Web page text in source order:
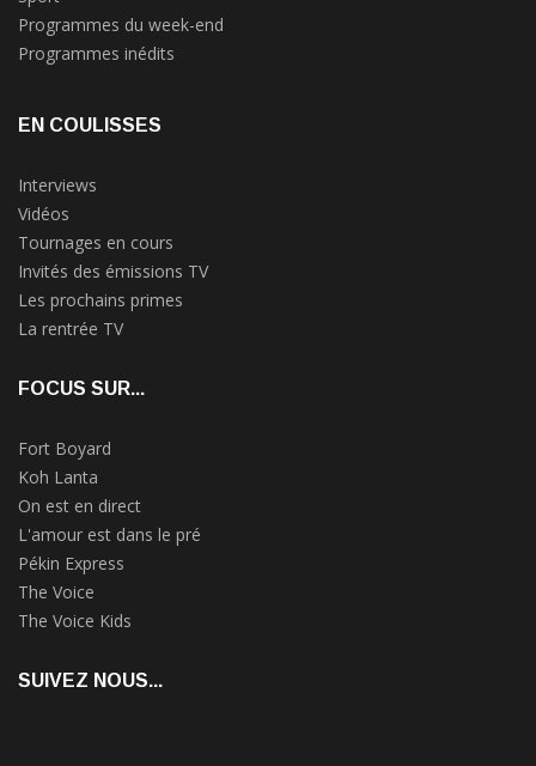
Programmes du week-end
Programmes inédits
EN COULISSES
Interviews
Vidéos
Tournages en cours
Invités des émissions TV
Les prochains primes
La rentrée TV
FOCUS SUR...
Fort Boyard
Koh Lanta
On est en direct
L'amour est dans le pré
Pékin Express
The Voice
The Voice Kids
SUIVEZ NOUS...